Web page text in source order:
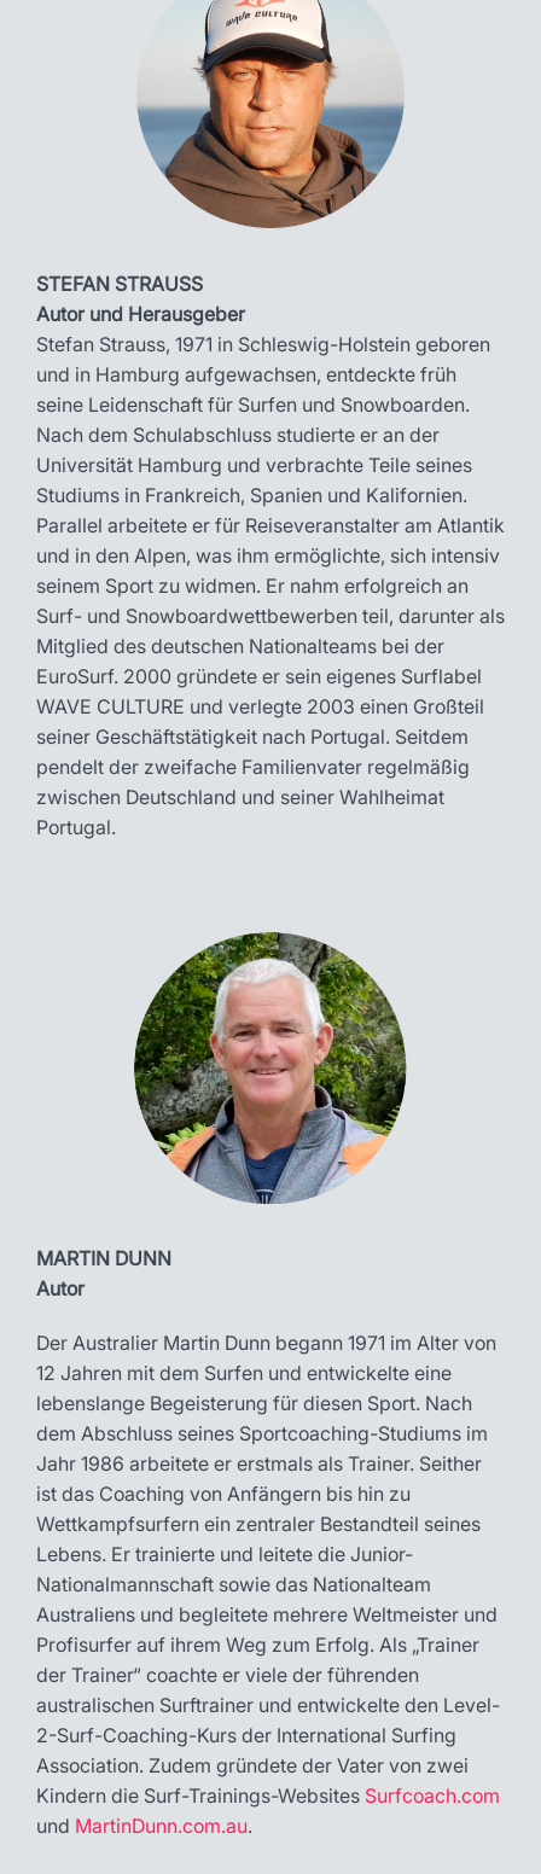
STEFAN STRAUSS
Autor und Herausgeber
Stefan Strauss, 1971 in Schleswig-Holstein geboren
und in Hamburg aufgewachsen, entdeckte früh
seine Leidenschaft für Surfen und Snowboarden.
Nach dem Schulabschluss studierte er an der
Universität Hamburg und verbrachte Teile seines
Studiums in Frankreich, Spanien und Kalifornien.
Parallel arbeitete er für Reiseveranstalter am Atlantik
und in den Alpen, was ihm ermöglichte, sich intensiv
seinem Sport zu widmen. Er nahm erfolgreich an
Surf- und Snowboardwettbewerben teil, darunter als
Mitglied des deutschen Nationalteams bei der
EuroSurf. 2000 gründete er sein eigenes Surflabel
WAVE CULTURE und verlegte 2003 einen Großteil
seiner Geschäftstätigkeit nach Portugal. Seitdem
pendelt der zweifache Familienvater regelmäßig
zwischen Deutschland und seiner Wahlheimat
Portugal.
MARTIN DUNN
Autor
Der Australier Martin Dunn begann 1971 im Alter von
12 Jahren mit dem Surfen und entwickelte eine
lebenslange Begeisterung für diesen Sport. Nach
dem Abschluss seines Sportcoaching-Studiums im
Jahr 1986 arbeitete er erstmals als Trainer. Seither
ist das Coaching von Anfängern bis hin zu
Wettkampfsurfern ein zentraler Bestandteil seines
Lebens. Er trainierte und leitete die Junior-
Nationalmannschaft sowie das Nationalteam
Australiens und begleitete mehrere Weltmeister und
Profisurfer auf ihrem Weg zum Erfolg. Als „Trainer
der Trainer“ coachte er viele der führenden
australischen Surftrainer und entwickelte den Level-
2-Surf-Coaching-Kurs der International Surfing
Association. Zudem gründete der Vater von zwei
Kindern die Surf-Trainings-Websites Surfcoach.com
und MartinDunn.com.au.